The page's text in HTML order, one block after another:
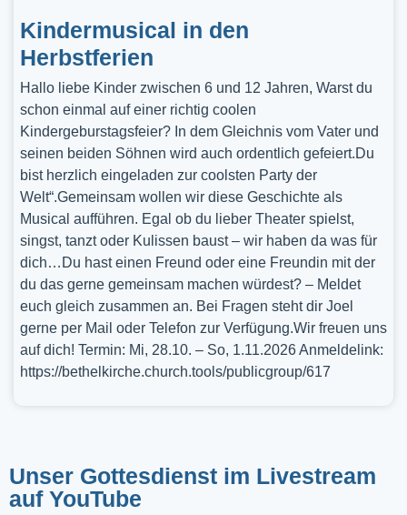
Kindermusical in den
Herbstferien
Hallo liebe Kinder zwischen 6 und 12 Jahren, Warst du
schon einmal auf einer richtig coolen
Kindergeburstagsfeier? In dem Gleichnis vom Vater und
seinen beiden Söhnen wird auch ordentlich gefeiert.Du
bist herzlich eingeladen zur coolsten Party der
Welt“.Gemeinsam wollen wir diese Geschichte als
Musical aufführen. Egal ob du lieber Theater spielst,
singst, tanzt oder Kulissen baust – wir haben da was für
dich…Du hast einen Freund oder eine Freundin mit der
du das gerne gemeinsam machen würdest? – Meldet
euch gleich zusammen an. Bei Fragen steht dir Joel
gerne per Mail oder Telefon zur Verfügung.Wir freuen uns
auf dich! Termin: Mi, 28.10. – So, 1.11.2026 Anmeldelink:
https://bethelkirche.church.tools/publicgroup/617
Unser Gottesdienst im Livestream
auf YouTube